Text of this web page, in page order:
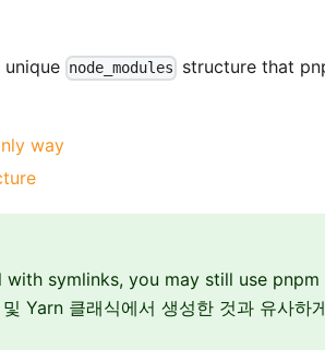
node_modules
structure that
way
symlinks, you may still use pnpm
Yarn 클래식에서 생성한 것과 유사하